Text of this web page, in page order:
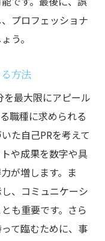
プロフェッショナ
う。
方法
最大限にアピール
職種に求められる
た自己PRを考えて
や成果を数字や具
が増します。ま
、コミュニケーシ
も重要です。さら
て臨むために、事